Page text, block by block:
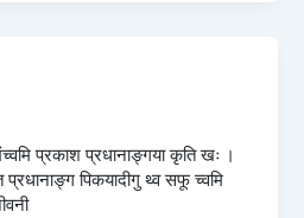
प्रकाश प्रधानाङ्गया कृति खः ।
पिकयादीगु थ्व सफू च्वमि